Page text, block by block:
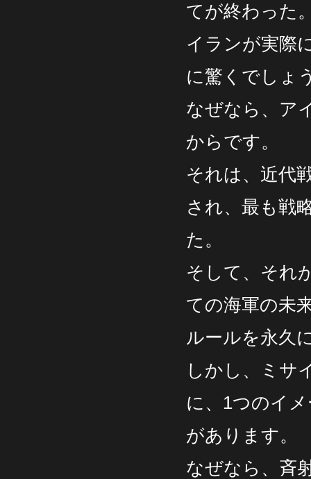
てが終わった
イランが実際
に驚くでしょ
なぜなら、ア
からです。
それは、近代
され、最も戦
た。
そして、それ
ての海軍の未
ルールを永久
しかし、ミサ
に、1つのイ
があります。
なぜなら、斉